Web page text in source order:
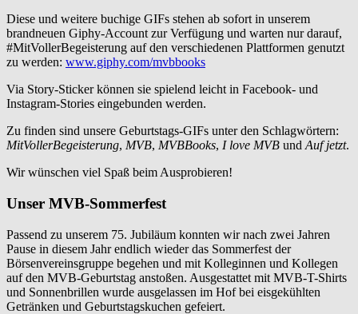
Diese und weitere buchige GIFs stehen ab sofort in unserem
brandneuen Giphy-Account zur Verfügung und warten nur darauf,
#MitVollerBegeisterung auf den verschiedenen Plattformen genutzt
zu werden: www.giphy.com/mvbbooks
Via Story-Sticker können sie spielend leicht in Facebook- und
Instagram-Stories eingebunden werden.
Zu finden sind unsere Geburtstags-GIFs unter den Schlagwörtern:
MitVollerBegeisterung, MVB, MVBBooks, I love MVB und Auf jetzt.
Wir wünschen viel Spaß beim Ausprobieren!
Unser MVB-Sommerfest
Passend zu unserem 75. Jubiläum konnten wir nach zwei Jahren
Pause in diesem Jahr endlich wieder das Sommerfest der
Börsenvereinsgruppe begehen und mit Kolleginnen und Kollegen
auf den MVB-Geburtstag anstoßen. Ausgestattet mit MVB-T-Shirts
und Sonnenbrillen wurde ausgelassen im Hof bei eisgekühlten
Getränken und Geburtstagskuchen gefeiert.